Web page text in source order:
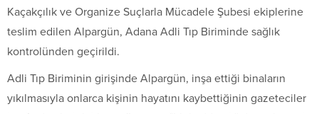
Kaçakçılık ve Organize Suçlarla Mücadele Şubesi ekiplerine
teslim edilen Alpargün, Adana Adli Tıp Biriminde sağlık
kontrolünden geçirildi.
Adli Tıp Biriminin girişinde Alpargün, inşa ettiği binaların
yıkılmasıyla onlarca kişinin hayatını kaybettiğinin gazeteciler